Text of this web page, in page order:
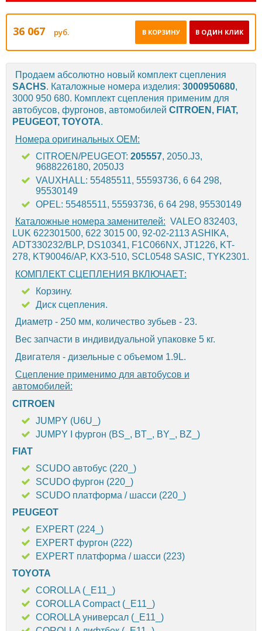
36 067 руб. В ОДИН КЛИК
В КОРЗИНУ
Продаем абсолютно новый комплект сцепления
SACHS. Каталожные номера изделия: 3000950680,
3000 950 680. Комплект сцепления применим для
автобусов, фургонов, автомобилей CITROEN, FIAT,
PEUGEOT, TOYOTA.
Номера оригинальных OEM:
CITROEN/PEUGEOT: 205557, 2050.J3,
9688226180, 2050J3
VAUXHALL: 55485511, 55593736, 6 64 298,
95530149
OPEL: 55485511, 55593736, 6 64 298, 95530149
Каталожные номера заменителей: VALEO 832403,
LUK 622301500, 622 3015 00, 92-02-2113 ASHIKA,
ADT330232/BLP, DS10341, F1C066NX, JT1226, KT-
278, KT90046/AP, KX3-510, SCL0548 SASIC, TYK2301.
КОМПЛЕКТ СЦЕПЛЕНИЯ ВКЛЮЧАЕТ:
Корзину.
Диск сцепления.
Диаметр - 250 мм, количество зубьев - 23.
Вес запчасти в индивидуальной упаковке 5 кг.
Двигателя - дизельные с объемом 1.9L.
Сцепление применимо для автобусов и
автомобилей:
CITROEN
JUMPY (U6U_)
JUMPY I фургон (BS_, BT_, BY_, BZ_)
FIAT
SCUDO автобус (220_)
SCUDO фургон (220_)
SCUDO платформа / шасси (220_)
PEUGEOT
EXPERT (224_)
EXPERT фургон (222)
EXPERT платформа / шасси (223)
TOYOTA
COROLLA (_E11_)
COROLLA Compact (_E11_)
COROLLA универсал (_E11_)